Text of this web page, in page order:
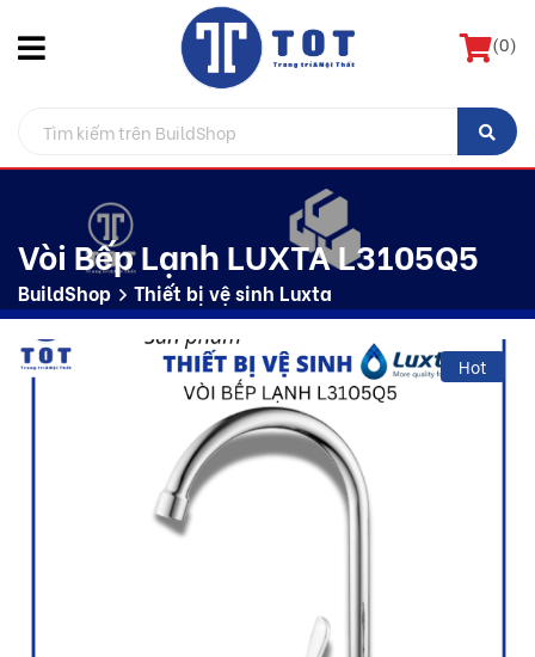
(0)
Vòi Bếp Lạnh LUXTA L3105Q5
BuildShop Thiết bị vệ sinh Luxta
Hot